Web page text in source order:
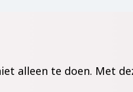
alleen te doen. Met